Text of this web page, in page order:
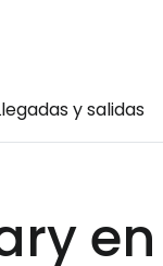
y salidas